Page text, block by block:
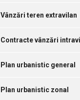
Vânzări teren extravilan
Contracte vânzări
Plan urbanistic general
Plan urbanistic zonal